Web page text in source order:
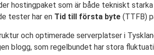
hostingpaket som är både tekniskt
tester har en Tid till första byte (TTFB)
och optimerade serverplatser i
blogg, som regelbundet har stora